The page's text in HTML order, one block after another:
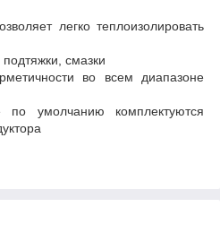
легко теплоизолировать
смазки
во всем диапазоне
умолчанию комплектуются